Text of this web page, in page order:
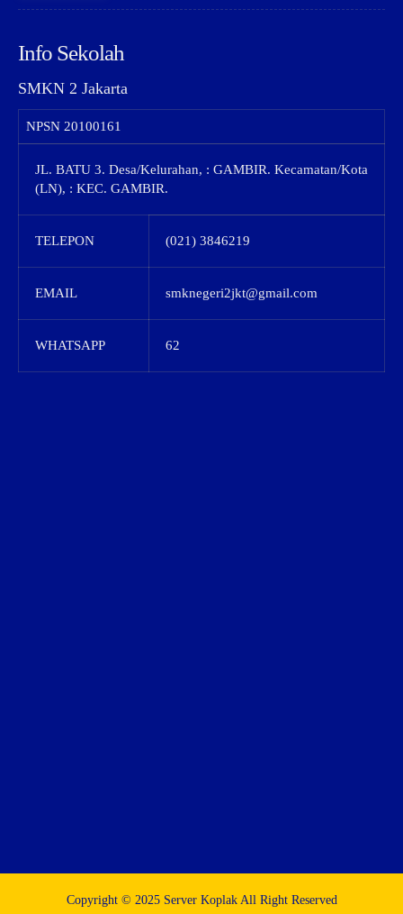
Info Sekolah
SMKN 2 Jakarta
NPSN 20100161
JL. BATU 3. Desa/Kelurahan, : GAMBIR. Kecamatan/Kota
(LN), : KEC. GAMBIR.
TELEPON (021) 3846219
EMAIL smknegeri2jkt@gmail.com
WHATSAPP 62
Copyright © 2025 Server Koplak All Right Reserved